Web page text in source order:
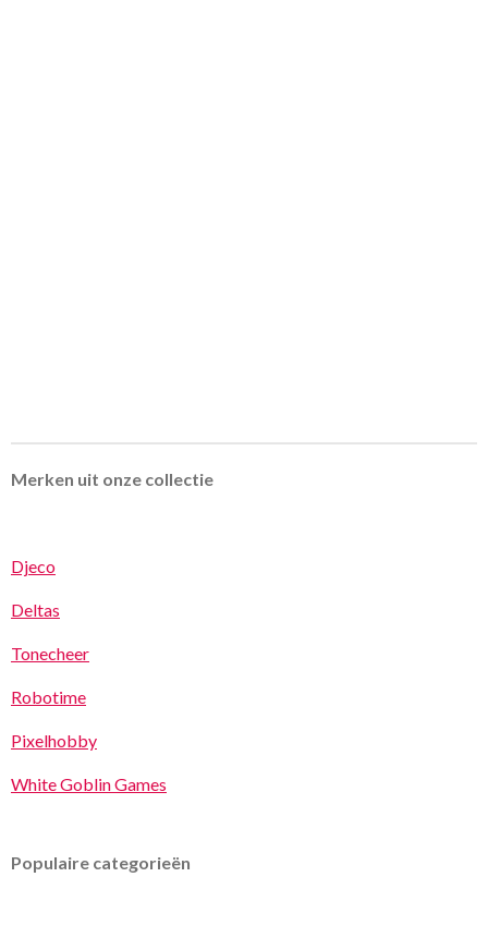
Merken uit onze collectie
Djeco
Deltas
Tonecheer
Robotime
Pixelhobby
White Goblin Games
Populaire categorieën